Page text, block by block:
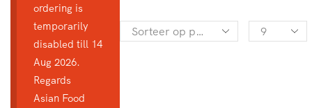
ordering is
temporarily
disabled till 14
Aug 2026.
Regards
Asian Food
Products